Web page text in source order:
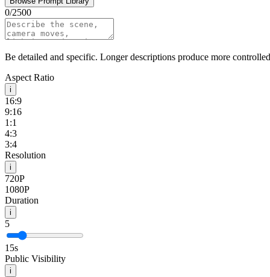
0/2500
Be detailed and specific. Longer descriptions produce more
Aspect Ratio
i
16:9
9:16
1:1
4:3
3:4
Resolution
i
720P
1080P
Duration
i
5
15s
Public Visibility
i